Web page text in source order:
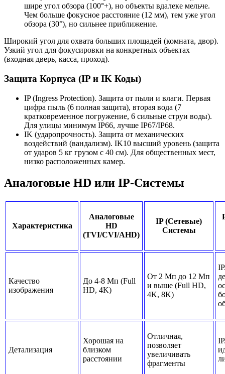
шире угол обзора (100°+), но объекты вдалеке мельче.
Чем больше фокусное расстояние (12 мм), тем уже угол
обзора (30°), но сильнее приближение.
Широкий угол для охвата больших площадей (комната, двор).
Узкий угол для фокусировки на конкретных объектах
(входная дверь, касса, проход).
Защита Корпуса (IP и IK Коды)
IP (Ingress Protection). Защита от пыли и влаги. Первая
цифра пыль (6 полная защита), вторая вода (7
кратковременное погружение, 6 сильные струи воды).
Для улицы минимум IP66, лучше IP67/IP68.
IK (ударопрочность). Защита от механических
воздействий (вандализм). IK10 высший уровень (защита
от ударов 5 кг грузом с 40 см). Для общественных мест,
низко расположенных камер.
Аналоговые HD или IP-Системы
Характеристика
Аналоговые
HD
(TVI/CVI/AHD)
IP (Сетевые)
Системы
Качество
изображения
До 4-8 Мп (Full
HD, 4K)
От 2 Мп до 12 Мп
и выше (Full HD,
4K, 8K)
Детализация
Хорошая на
близком
расстоянии
Отличная,
позволяет
увеличивать
фрагменты